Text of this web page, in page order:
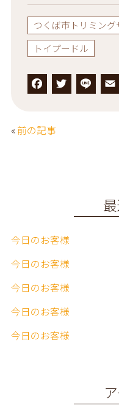
つくば市トリミング
トイプードル
F
c
T L
«前の記事
今日のお客様
今日のお客様
今日のお客様
今日のお客様
今日のお客様